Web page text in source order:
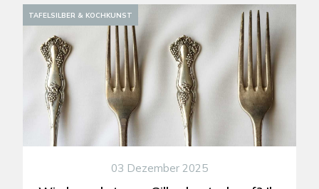
TAFELSILBER & KOCHKUNST
03 Dezember 2025